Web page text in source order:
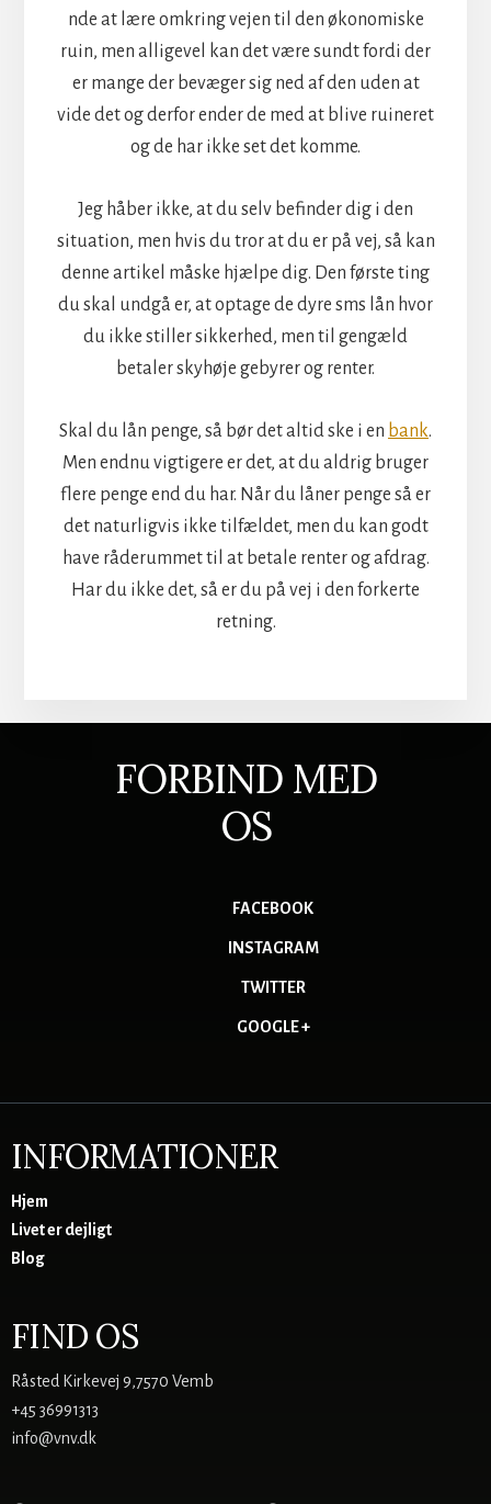
nde at lære omkring vejen til den økonomiske
ruin, men alligevel kan det være sundt fordi der
er mange der bevæger sig ned af den uden at
vide det og derfor ender de med at blive ruineret
og de har ikke set det komme.
Jeg håber ikke, at du selv befinder dig i den
situation, men hvis du tror at du er på vej, så kan
denne artikel måske hjælpe dig. Den første ting
du skal undgå er, at optage de dyre sms lån hvor
du ikke stiller sikkerhed, men til gengæld
betaler skyhøje gebyrer og renter.
Skal du lån penge, så bør det altid ske i en bank.
Men endnu vigtigere er det, at du aldrig bruger
flere penge end du har. Når du låner penge så er
det naturligvis ikke tilfældet, men du kan godt
have råderummet til at betale renter og afdrag.
Har du ikke det, så er du på vej i den forkerte
retning.
FORBIND MED
OS
FACEBOOK
INSTAGRAM
TWITTER
GOOGLE +
INFORMATIONER
Hjem
Livet er dejligt
Blog
FIND OS
Råsted Kirkevej 9,7570 Vemb
+45 36991313
info@vnv.dk